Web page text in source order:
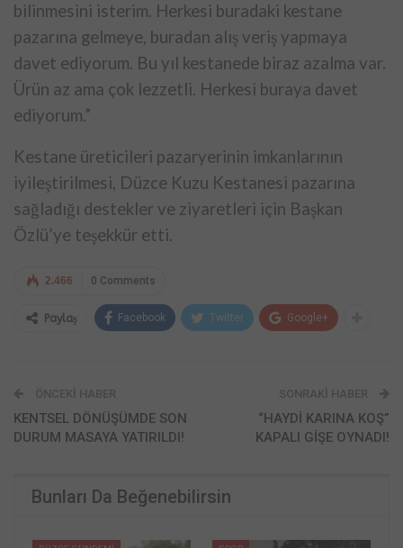
bilinmesini isterim. Herkesi buradaki kestane
pazarına gelmeye, buradan alış veriş yapmaya
davet ediyorum. Bu yıl kestanede biraz azalma var.
Ürün az ama çok lezzetli. Herkesi buraya davet
ediyorum.”
Kestane üreticileri pazaryerinin imkanlarının
iyileştirilmesi, Düzce Kuzu Kestanesi pazarına
sağladığı destekler ve ziyaretleri için Başkan
Özlü’ye teşekkür etti.
0 Comments
2.466
Paylaş Facebook Twitter Google+
ÖNCEKI HABER
KENTSEL DÖNÜŞÜMDE SON
DURUM MASAYA YATIRILDI!
SONRAKI HABER
“HAYDİ KARINA KOŞ”
KAPALI GİŞE OYNADI!
Bunları Da Beğenebilirsin